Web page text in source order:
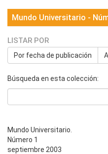
Mundo Universitario -
LISTAR POR
Por fecha de publicación
Búsqueda en esta colección:
Mundo Universitario.
Número 1
septiembre 2003